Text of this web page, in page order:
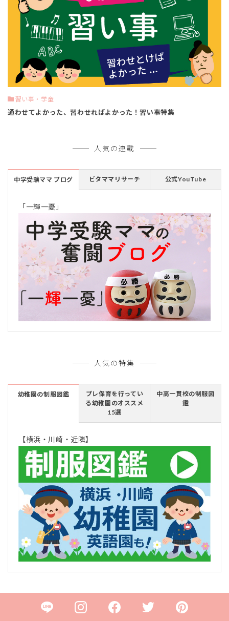
習い事・学童
通わせてよかった、習わせればよかった！習い事特集
人気の連載
中学受験ママ ブログ ビタママリサーチ 公式YouTube
「一輝一憂」
人気の特集
幼稚園の制服図鑑
プレ保育を行ってい
る幼稚園のオススメ
15選
中高一貫校の制服図
鑑
【横浜・川崎・近隣】